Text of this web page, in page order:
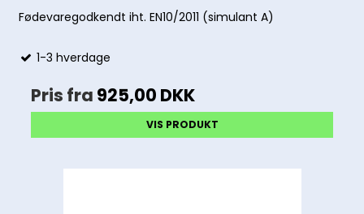
Fødevaregodkendt iht. EN10/2011 (simulant A)
1-3 hverdage
Pris fra 925,00 DKK
VIS PRODUKT